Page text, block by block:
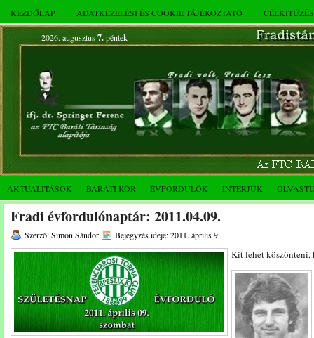
KEZDŐLAP ADATKEZELÉSI ÉS COOKIE TÁJÉKOZTATÓ
2026. augusztus 7.péntek
AKTUALITÁSOK BARÁTI KÖR ÉVFORDULÓK INTERJÚK
Fradi évfordulónaptár: 2011.04.09.
Szerző: Simon Sándor Bejegyzés ideje: 2011. április 9.
Kit lehet köszönteni,